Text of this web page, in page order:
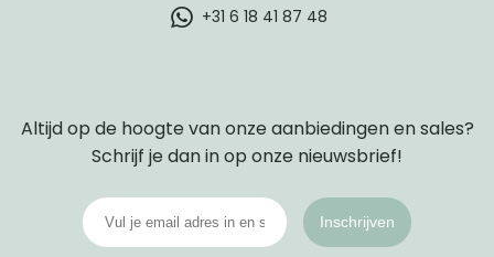
+31 6 18 41 87 48
Altijd op de hoogte van onze aanbiedingen en sales?
Schrijf je dan in op onze nieuwsbrief!
Inschrijven